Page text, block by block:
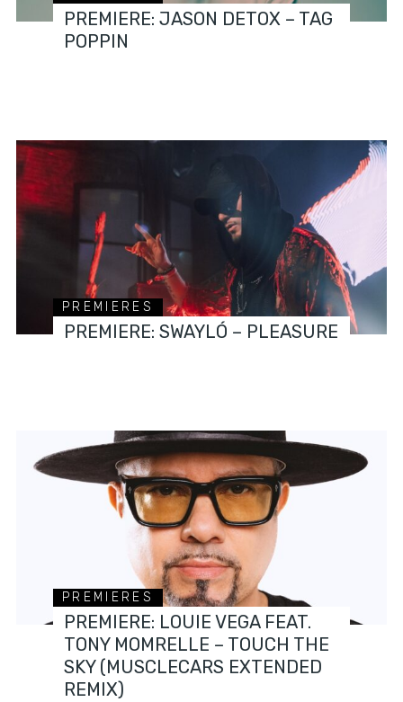
PREMIERE: JASON DETOX – TAG
POPPIN
PREMIERES
PREMIERE: SWAYLÓ – PLEASURE
PREMIERES
PREMIERE: LOUIE VEGA FEAT.
TONY MOMRELLE – TOUCH THE
SKY (MUSCLECARS EXTENDED
REMIX)